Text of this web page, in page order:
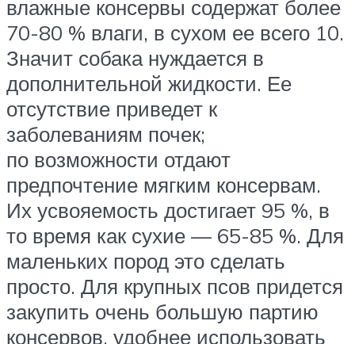
влажные консервы содержат более
70-80 % влаги, в сухом ее всего 10.
Значит собака нуждается в
дополнительной жидкости. Ее
отсутствие приведет к
заболеваниям почек;
по возможности отдают
предпочтение мягким консервам.
Их усвояемость достигает 95 %, в
то время как сухие — 65-85 %. Для
маленьких пород это сделать
просто. Для крупных псов придется
закупить очень большую партию
консервов, удобнее использовать